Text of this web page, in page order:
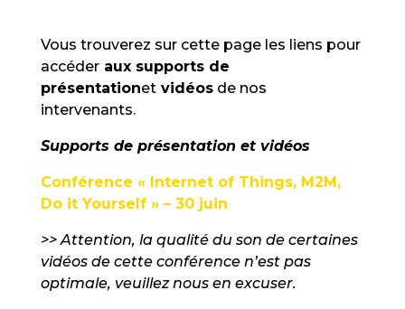
Vous trouverez sur cette page les liens pour
accéderaux supports de
présentationetvidéosde nos
intervenants.
Supports de présentation et vidéos
Conférence « Internet of Things, M2M,
Do it Yourself » – 30 juin
>> Attention, la qualité du son de certaines
vidéos de cette conférence n’est pas
optimale, veuillez nous en excuser.